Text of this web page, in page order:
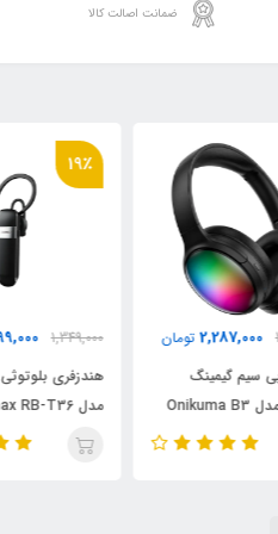
ضمانت اصالت کالا
19٪
1,349,000
1,099,000 تومان
هندزفری بلوتوثی ریمکس
مدل Remax RB-T36